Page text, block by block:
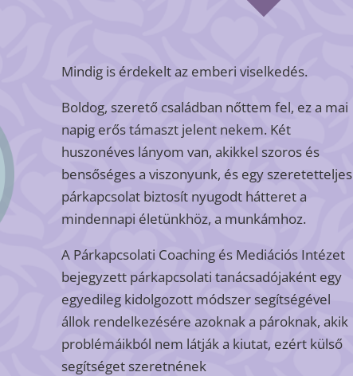
Mindig is érdekelt az emberi viselkedés.
Boldog, szerető családban nőttem fel, ez a mai
napig erős támaszt jelent nekem. Két
huszonéves lányom van, akikkel szoros és
bensőséges a viszonyunk, és egy szeretetteljes
párkapcsolat biztosít nyugodt hátteret a
mindennapi életünkhöz, a munkámhoz.
A Párkapcsolati Coaching és Mediációs Intézet
bejegyzett párkapcsolati tanácsadójaként egy
egyedileg kidolgozott módszer segítségével
állok rendelkezésére azoknak a pároknak, akik
problémáikból nem látják a kiutat, ezért külső
segítséget szeretnének